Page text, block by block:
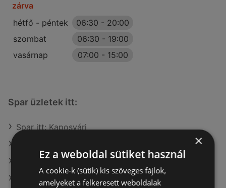
zárva
hétfő - péntek
06:30 - 20:00
szombat
06:30 - 19:00
vasárnap
07:00 - 15:00
Spar üzletek itt:
Spar itt: Kaposvári
Spar itt: Gárdonyi
Spar itt: Veresegyházi
×
Ez a weboldal sütiket használ
A cookie-k (sütik) kis szöveges fájlok,
amelyeket a felkeresett weboldalak